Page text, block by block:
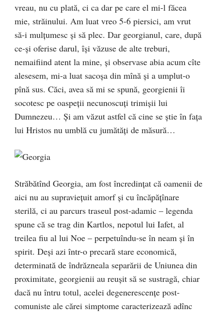
vreau, nu cu plată, ci ca dar pe care el mi-l făcea
mie, străinului. Am luat vreo 5-6 piersici, am vrut
să-i mulţumesc şi să plec. Dar georgianul, care, după
ce-şi oferise darul, îşi văzuse de alte treburi,
nemaifiind atent la mine, şi observase abia acum cîte
alesesem, mi-a luat sacoşa din mînă şi a umplut-o
pînă sus. Căci, avea să mi se spună, georgienii îi
socotesc pe oaspeţii necunoscuţi trimişii lui
Dumnezeu… Şi am văzut astfel că cine se ştie în faţa
lui Hristos nu umblă cu jumătăţi de măsură…
Străbătînd Georgia, am fost încredinţat că oamenii de
aici nu au supravieţuit amorf şi cu încăpăţînare
sterilă, ci au parcurs traseul post-adamic – legenda
spune că se trag din Kartlos, nepotul lui Iafet, al
treilea fiu al lui Noe – perpetuîndu-se în neam şi în
spirit. Deşi azi într-o precară stare economică,
determinată de îndrăzneala separării de Uniunea din
proximitate, georgienii au reuşit să se sustragă, chiar
dacă nu întru totul, acelei degenerescenţe post-
comuniste ale cărei simptome caracterizează adînc